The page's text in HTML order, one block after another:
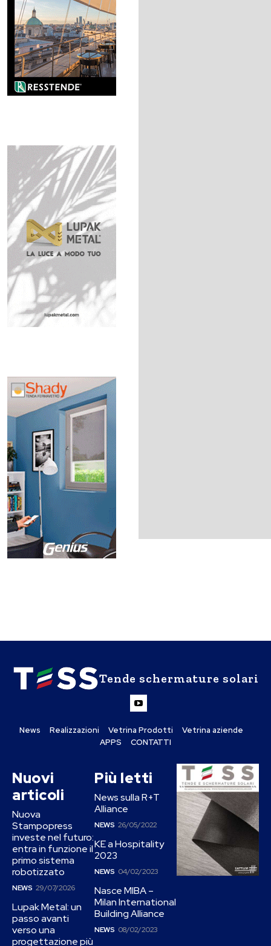
Tende schermature solari
News Realizzazioni Vetrina Prodotti
Vetrina aziende
APPS
CONTATTI
Nuovi
articoli
Nuova
Stampopress
investe nel futuro:
entra in funzione il
primo sistema
robotizzato
NEWS 29/07/2026
Lupak Metal: un
passo avanti
verso una
progettazione più
Più letti
News sulla R+T
Alliance
NEWS 26/05/2022
KE a Hospitality
2023
NEWS 04/02/2023
Nasce MIBA –
Milan International
Building Alliance
NEWS 08/02/2023